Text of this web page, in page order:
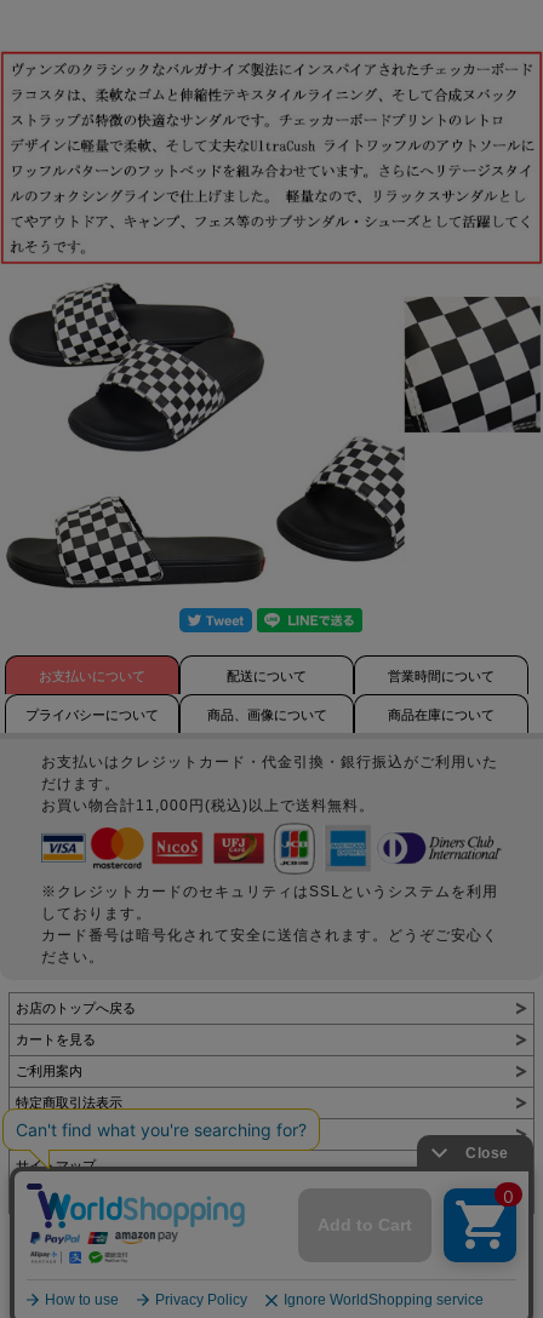
お支払いについて 配送について 営業時間について
プライバシーについて 商品、画像について 商品在庫について
お支払いはクレジットカード・代金引換・銀行振込がご利用いた
だけます。
お買い物合計11,000円(税込)以上で送料無料。
※クレジットカードのセキュリティはSSLというシステムを利用
しております。
カード番号は暗号化されて安全に送信されます。どうぞご安心く
ださい。
お店のトップへ戻る
カートを見る
ご利用案内
特定商取引法表示
個人情報の取扱い
サイトマップ
お問い合わせ